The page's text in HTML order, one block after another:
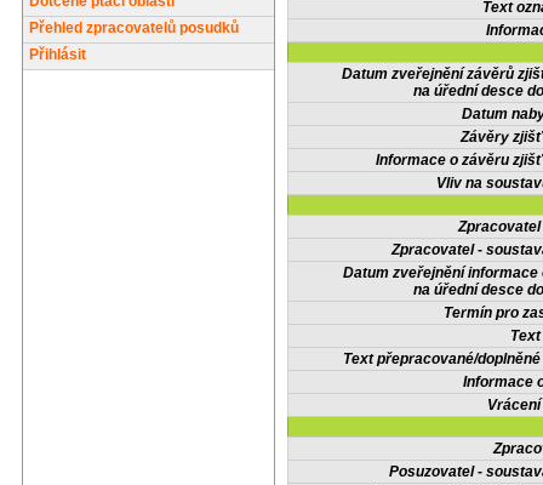
Přehled zpracovatelů posudků
Přihlásit
Text
Datum zveřejnění závěrů
na úřední desce
Datum
Závěry
Informace o závěru
Vliv na
Zpracovatel -
Datum zveřejnění informace
na úřední desce
Termín pro
Text přepracované/
Informace
Posuzovatel -